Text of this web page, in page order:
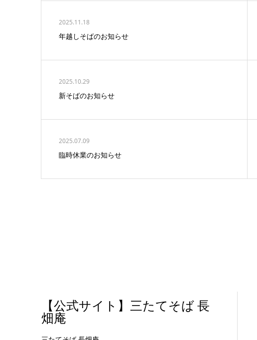
2025.11.18
年越しそばのお知らせ
2025.10.29
新そばのお知らせ
2025.07.09
臨時休業のお知らせ
【公式サイト】三たてそば 長
畑庵